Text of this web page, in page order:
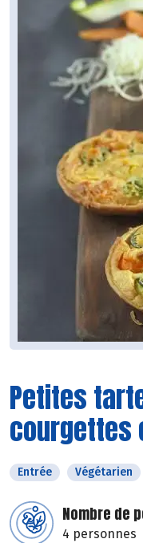
Petites
courgettes
Entrée Végétarien
Nombre de
4 personnes